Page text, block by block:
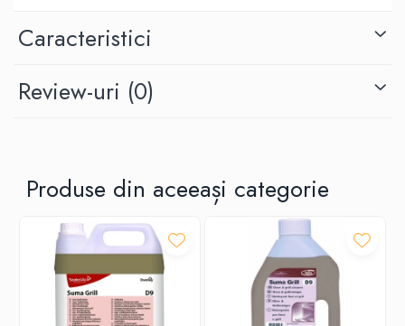
Caracteristici
Review-uri (0)
Produse din aceeași categorie